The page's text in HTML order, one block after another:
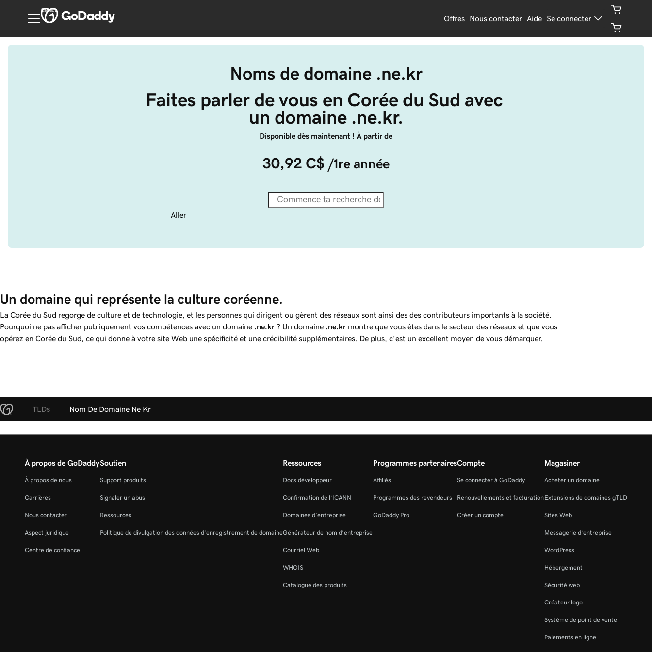
Canada
Offres Nous contacter Aide Se connecter
Noms de domaine .ne.kr
Faites parler de vous en Corée du Sud avec
un domaine .ne.kr.
Disponible dès maintenant ! À partir de
30,92 C$ /1re année
Aller
Un domaine qui représente la culture coréenne.
La Corée du Sud regorge de culture et de technologie, et les personnes qui dirigent ou gèrent des réseaux sont ainsi des des contributeurs importants à la société.
Pourquoi ne pas afficher publiquement vos compétences avec un domaine .ne.kr ? Un domaine .ne.kr montre que vous êtes dans le secteur des réseaux et que vous
opérez en Corée du Sud, ce qui donne à votre site Web une spécificité et une crédibilité supplémentaires. De plus, c'est un excellent moyen de vous démarquer.
TLDs Nom De Domaine Ne Kr
À propos de GoDaddy
À propos de nous
Carrières
Nous contacter
Aspect juridique
Centre de confiance
Soutien
Support produits
Signaler un abus
Ressources
Politique de divulgation des données d'enregistrement de domaine
Ressources
Docs développeur
Confirmation de l’ICANN
Domaines d’entreprise
Générateur de nom d’entreprise
Courriel Web
WHOIS
Catalogue des produits
Programmes partenaires
Affiliés
Programmes des revendeurs
GoDaddy Pro
Compte
Se connecter à GoDaddy
Renouvellements et facturation
Créer un compte
Magasiner
Acheter un domaine
Extensions de domaines gTLD
Sites Web
Messagerie d’entreprise
WordPress
Hébergement
Sécurité web
Créateur logo
Système de point de vente
Paiements en ligne